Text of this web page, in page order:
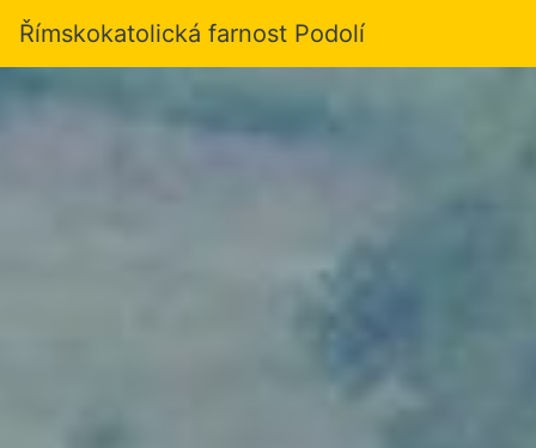
Římskokatolická farnost Podolí